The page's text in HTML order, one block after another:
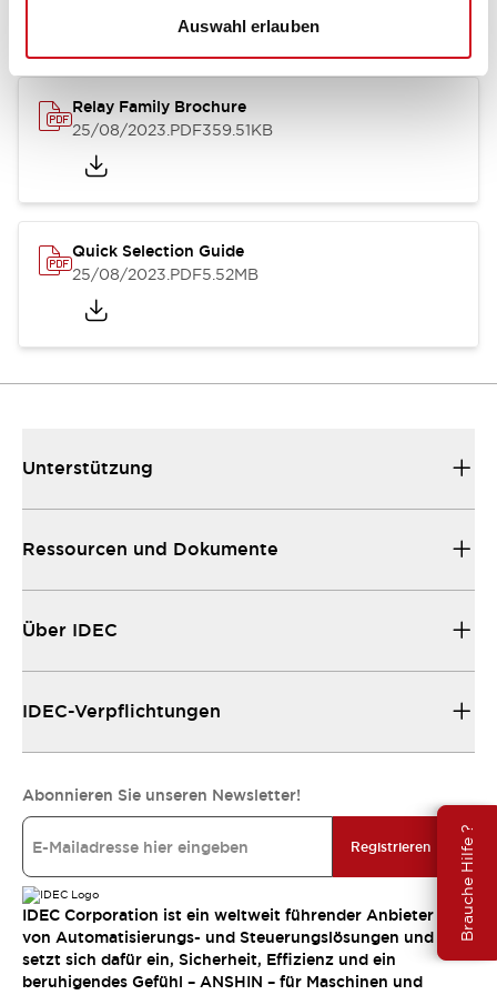
Auswahl erlauben
Brauche Hilfe ?
Relay Family Brochure
25/08/2023.PDF359.51KB
Quick Selection Guide
25/08/2023.PDF5.52MB
Unterstützung
Ressourcen und Dokumente
Über IDEC
IDEC-Verpflichtungen
Abonnieren Sie unseren Newsletter!
Registrieren
IDEC Corporation ist ein weltweit führender Anbieter
von Automatisierungs- und Steuerungslösungen und
setzt sich dafür ein, Sicherheit, Effizienz und ein
beruhigendes Gefühl – ANSHIN – für Maschinen und